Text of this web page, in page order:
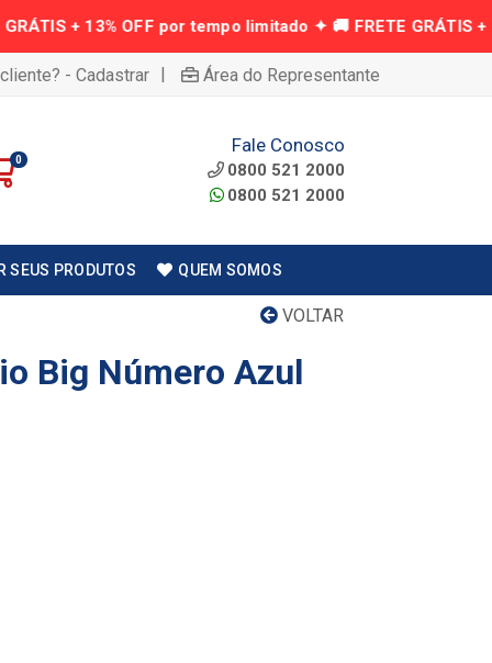
- Cadastrar | Área do Representante
0
Fale Conosco
0800 521 2000
0800 521 2000
SEUS PRODUTOS QUEM SOMOS
VOLTAR
Big Número Azul